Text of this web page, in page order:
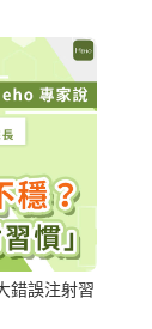
錯誤注射習